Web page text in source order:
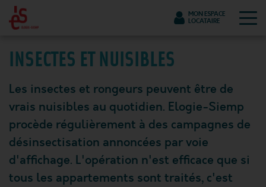
MON ESPACE
LOCATAIRE
INSECTES ET NUISIBLES
Les insectes et rongeurs peuvent être de
vrais nuisibles au quotidien. Elogie-Siemp
procède régulièrement à des campagnes de
désinsectisation annoncées par voie
d'affichage. L'opération n'est efficace que si
tous les appartements sont traités, c'est